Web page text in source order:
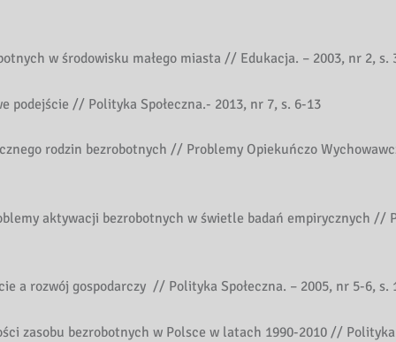
w środowisku małego miasta // Edukacja. – 2003, nr 2, s.
// Polityka Społeczna.- 2013, nr 7, s. 6-13
rodzin bezrobotnych // Problemy Opiekuńczo
aktywacji bezrobotnych w świetle badań empirycznych //
a rozwój gospodarczy // Polityka Społeczna. – 2005, nr 5-6, s.
zasobu bezrobotnych w Polsce w latach 1990-2010 // Polityka